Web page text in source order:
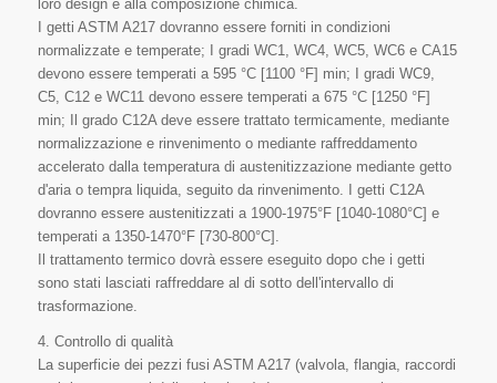
loro design e alla composizione chimica.
I getti ASTM A217 dovranno essere forniti in condizioni
normalizzate e temperate; I gradi WC1, WC4, WC5, WC6 e CA15
devono essere temperati a 595 °C [1100 °F] min; I gradi WC9,
C5, C12 e WC11 devono essere temperati a 675 °C [1250 °F]
min; Il grado C12A deve essere trattato termicamente, mediante
normalizzazione e rinvenimento o mediante raffreddamento
accelerato dalla temperatura di austenitizzazione mediante getto
d'aria o tempra liquida, seguito da rinvenimento. I getti C12A
dovranno essere austenitizzati a 1900-1975°F [1040-1080°C] e
temperati a 1350-1470°F [730-800°C].
Il trattamento termico dovrà essere eseguito dopo che i getti
sono stati lasciati raffreddare al di sotto dell'intervallo di
trasformazione.
4. Controllo di qualità
La superficie dei pezzi fusi ASTM A217 (valvola, flangia, raccordi